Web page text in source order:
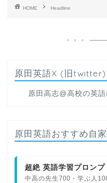
HOME Headline
原田英語X (旧twitter)
原田高志@高校の英
原田英語おすすめ自
超絶 英語学習プロン
中高の先生700・学ぶ人